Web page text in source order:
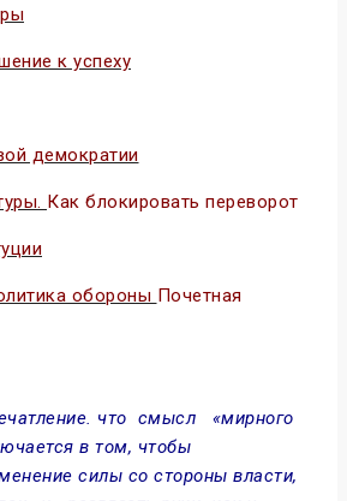
к успеху
демократии
Как блокировать переворот
обороны Почетная
что смысл «мирного
в том, чтобы
силы со стороны власти,